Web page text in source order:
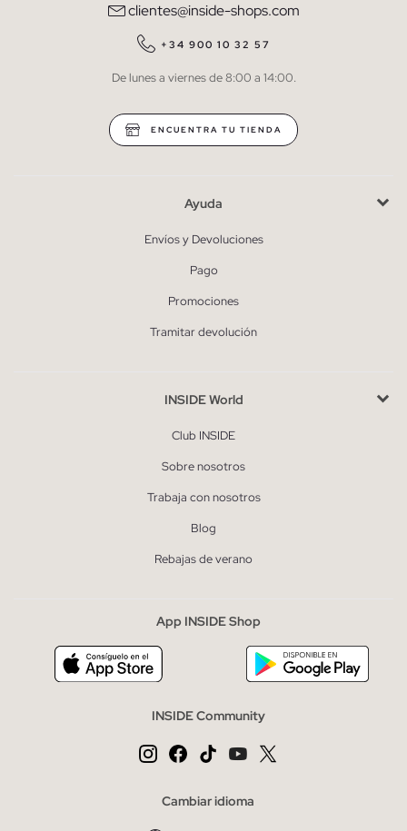
QUIERO SUSCRIBIRME
* Puedes cancelar la suscripción en cualquier momento.
clientes@inside-shops.com
+34 900 10 32 57
De lunes a viernes de 8:00 a 14:00.
ENCUENTRA TU TIENDA
Ayuda
Envíos y Devoluciones
Pago
Promociones
Tramitar devolución
INSIDE World
Club INSIDE
Sobre nosotros
Trabaja con nosotros
Blog
Rebajas de verano
App INSIDE Shop
INSIDE Community
Cambiar idioma